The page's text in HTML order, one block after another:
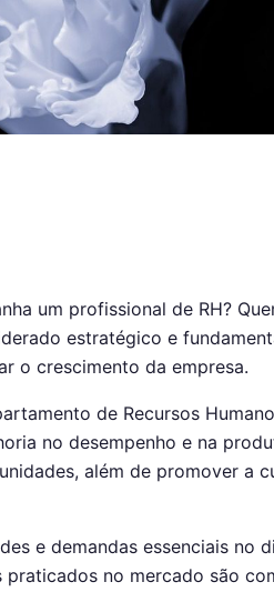
um profissional de RH?
estratégico e
o crescimento da empresa.
de Recursos
no desempenho e na
além de promover a
e demandas essenciais no
praticados no mercado são